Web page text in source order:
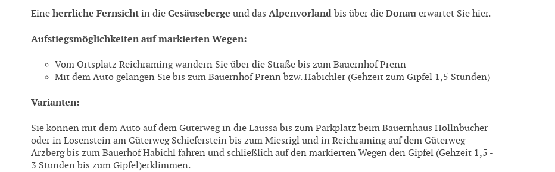
Eine herrliche Fernsicht in die Gesäuseberge und das Alpenvorland bis über die Donau erwartet Sie hier.
Aufstiegsmöglichkeiten auf markierten Wegen:
Vom Ortsplatz Reichraming wandern Sie über die Straße bis zum Bauernhof Prenn
Mit dem Auto gelangen Sie bis zum Bauernhof Prenn bzw. Habichler (Gehzeit zum Gipfel 1,5 Stunden)
Varianten:
Sie können mit dem Auto auf dem Güterweg in die Laussa bis zum Parkplatz beim Bauernhaus Hollnbucher
oder in Losenstein am Güterweg Schieferstein bis zum Miesrigl und in Reichraming auf dem Güterweg
Arzberg bis zum Bauerhof Habichl fahren und schließlich auf den markierten Wegen den Gipfel (Gehzeit 1,5 -
3 Stunden bis zum Gipfel)erklimmen.